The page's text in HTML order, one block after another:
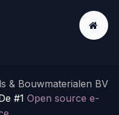
& Bouwmaterialen BV
#1Open source e-